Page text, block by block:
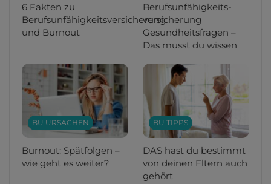
6 Fakten zu
Berufsunfähigkeitsversicherung
und Burnout
Berufsunfähigkeits­
versicherung
Gesundheitsfragen –
Das musst du wissen
BU URSACHEN
Burnout: Spätfolgen –
wie geht es weiter?
BU TIPPS
DAS hast du bestimmt
von deinen Eltern auch
gehört